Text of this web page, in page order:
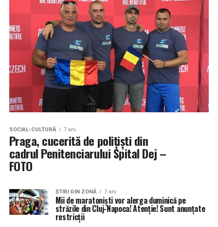
SOCIAL-CULTURĂ 7 ani
Praga, cucerită de polițiști din
cadrul Penitenciarului Spital Dej –
FOTO
ŞTIRI DIN ZONĂ 7 ani
Mii de maratonişti vor alerga duminică pe
străzile din Cluj-Napoca! Atenție! Sunt anunțate
restricții